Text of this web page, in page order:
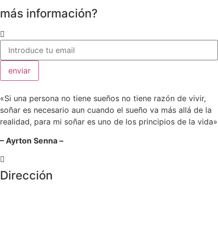
más información?
enviar
«Si una persona no tiene sueños no tiene razón de vivir,
soñar es necesario aun cuando el sueño va más allá de la
realidad, para mi soñar es uno de los principios de la vida»
– Ayrton Senna –
Dirección